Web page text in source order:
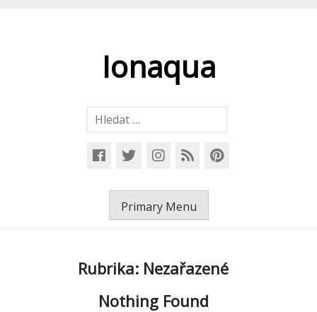
Ionaqua
Vyhledávání
Primary Menu
Rubrika: Nezařazené
Nothing Found